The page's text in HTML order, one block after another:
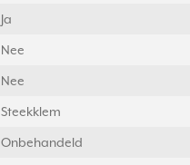
Ja
Nee
Nee
Steekklem
Onbehandeld